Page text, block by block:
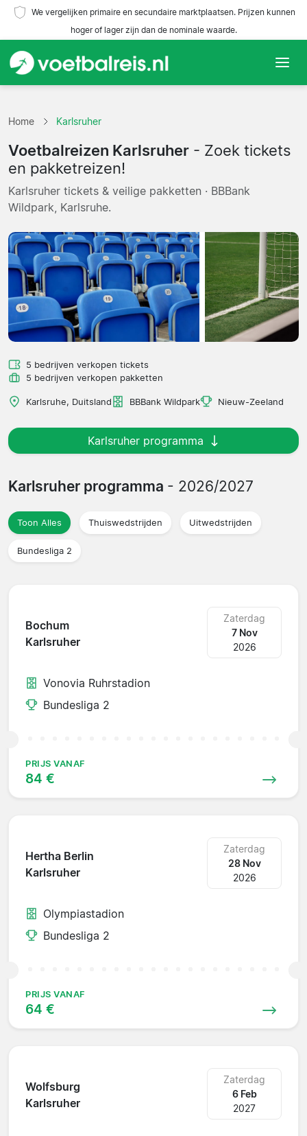
We vergelijken primaire en secundaire marktplaatsen. Prijzen kunnen
hoger of lager zijn dan de nominale waarde.
Teams
Competities
Reisorganisaties
Home Karlsruher
Voetbalreizen Karlsruher - Zoek tickets
en pakketreizen!
Karlsruher tickets & veilige pakketten · BBBank
Wildpark, Karlsruhe.
5 bedrijven verkopen tickets
5 bedrijven verkopen pakketten
Karlsruhe, Duitsland BBBank Wildpark Nieuw-Zeeland
Karlsruher programma
Karlsruher programma - 2026/2027
Toon Alles Thuiswedstrijden Uitwedstrijden
Bundesliga 2
Bochum
Karlsruher
Zaterdag
7 Nov
2026
Vonovia Ruhrstadion
Bundesliga 2
PRIJS VANAF
84 €
Hertha Berlin
Karlsruher
Zaterdag
28 Nov
2026
Olympiastadion
Bundesliga 2
PRIJS VANAF
64 €
Wolfsburg
Karlsruher
Zaterdag
6 Feb
2027